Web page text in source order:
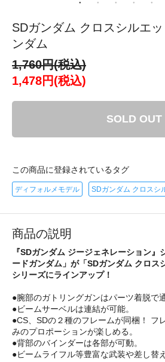
SDガンダム クロスシルエ
ンダム
1,760円(税込)
1,478円(税込)
SOLD OUT
この商品に登録されているタグ
ディフォルメモデル SDガンダム クロスシ
商品の説明
『SDガンダム ジージェネレーション
ードガンダム」が「SDガンダム クロス
シリーズにラインアップ！
●腕部のガトリングガンはパーツ着脱で
●ビームサーベルは連結が可能。
●CS、SDの２種のフレームが同梱！ フ
みのプロポーションが楽しめる。
●背部のバインダーは各部が可動。
●ビームライフル等豊富な武装や差し替